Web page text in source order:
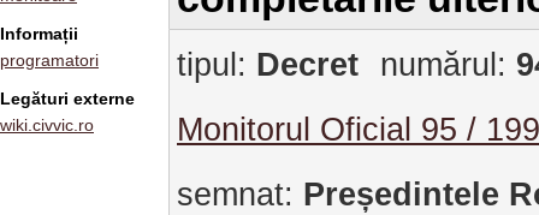
Informații
programatori
Legături externe
wiki.civvic.ro
tipul: Decret numărul:
Monitorul Oficial 95 /
semnat: Președintele